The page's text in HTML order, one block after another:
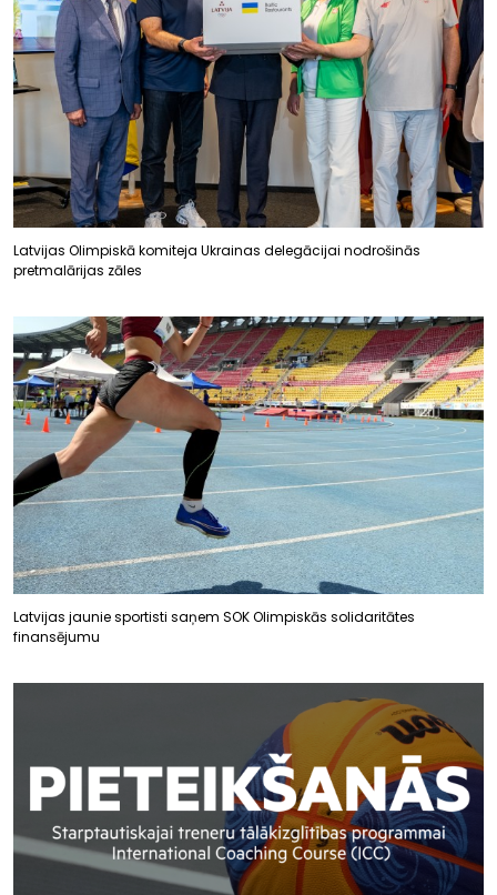
Latvijas Olimpiskā komiteja Ukrainas delegācijai nodrošinās
pretmalārijas zāles
Latvijas jaunie sportisti saņem SOK Olimpiskās solidaritātes
finansējumu